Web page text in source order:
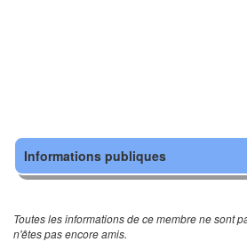
Informations publiques
Toutes les informations de ce membre ne sont
n'êtes pas encore amis.